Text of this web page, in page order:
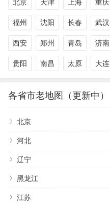
北京 天津 上海 重庆
福州 沈阳 长春 武汉
西安 郑州 青岛 济南
贵阳 南昌 太原 大连
各省市老地图（更新中）
北京
河北
辽宁
黑龙江
江苏